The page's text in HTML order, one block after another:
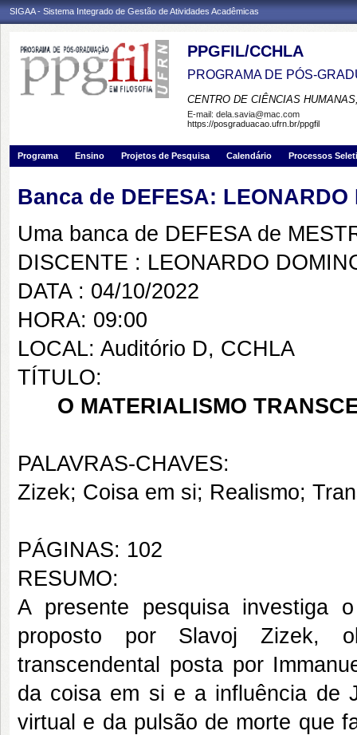
SIGAA - Sistema Integrado de Gestão de Atividades Acadêmicas
PPGFIL/CCHLA
PROGRAMA DE PÓS-
CENTRO DE CIÊNCIAS
E-mail: dela.savia@mac.com
https://posgraduacao.ufrn.br/ppgfil
Programa Ensino Projetos de Pesquisa Calendário Processos
Banca de DEFESA:
Uma banca de DEFESA de
DISCENTE : LEONARDO
DATA : 04/10/2022
HORA: 09:00
LOCAL: Auditório D, CCHLA
TÍTULO:
O MATERIALISMO
PALAVRAS-CHAVES:
Zizek; Coisa em si; Realismo;
PÁGINAS: 102
RESUMO:
A presente pesquisa investiga
proposto por Slavoj Zizek,
transcendental posta por
da coisa em si e a influência de
virtual e da pulsão de morte que